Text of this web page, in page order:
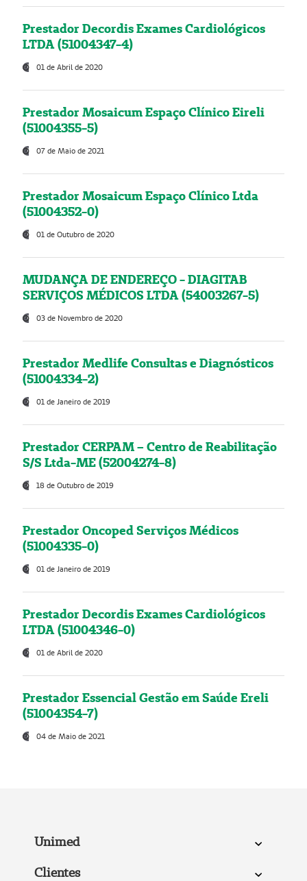
Prestador Decordis Exames Cardiológicos
LTDA (51004347-4)
01 de Abril de 2020
Prestador Mosaicum Espaço Clínico Eireli
(51004355-5)
07 de Maio de 2021
Prestador Mosaicum Espaço Clínico Ltda
(51004352-0)
01 de Outubro de 2020
MUDANÇA DE ENDEREÇO - DIAGITAB
SERVIÇOS MÉDICOS LTDA (54003267-5)
03 de Novembro de 2020
Prestador Medlife Consultas e Diagnósticos
(51004334-2)
01 de Janeiro de 2019
Prestador CERPAM – Centro de Reabilitação
S/S Ltda-ME (52004274-8)
18 de Outubro de 2019
Prestador Oncoped Serviços Médicos
(51004335-0)
01 de Janeiro de 2019
Prestador Decordis Exames Cardiológicos
LTDA (51004346-0)
01 de Abril de 2020
Prestador Essencial Gestão em Saúde Ereli
(51004354-7)
04 de Maio de 2021
Unimed
Clientes